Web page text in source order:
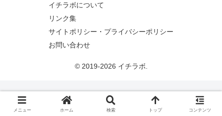
イチラボについて
リンク集
サイトポリシー・プライバシーポリシー
お問い合わせ
© 2019-2026 イチラボ.
メニュー ホーム 検索 トップ コンテンツ